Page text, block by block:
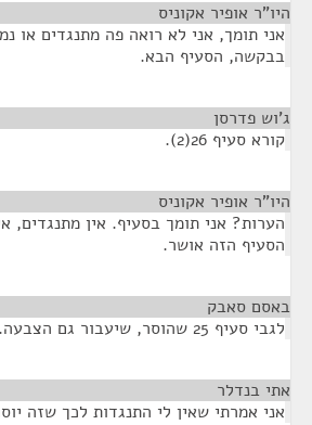
היו"ר אופיר אקוניס
אני תומך, אני לא רואה פה מתנגדים או
בבקשה, הסעיף הבא.
ג'וש פדרסן
קורא סעיף 26(2).
היו"ר אופיר אקוניס
הערות? אני תומך בסעיף. אין מתנגדים,
הסעיף הזה אושר.
באסם סאבק
לגבי סעיף 25 שהוסר, שיעבור גם הצבעה.
אתי בנדלר
אני אמרתי שאין לי התנגדות לכך שזה